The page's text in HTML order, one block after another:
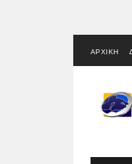
ΑΡΧΙΚΗ